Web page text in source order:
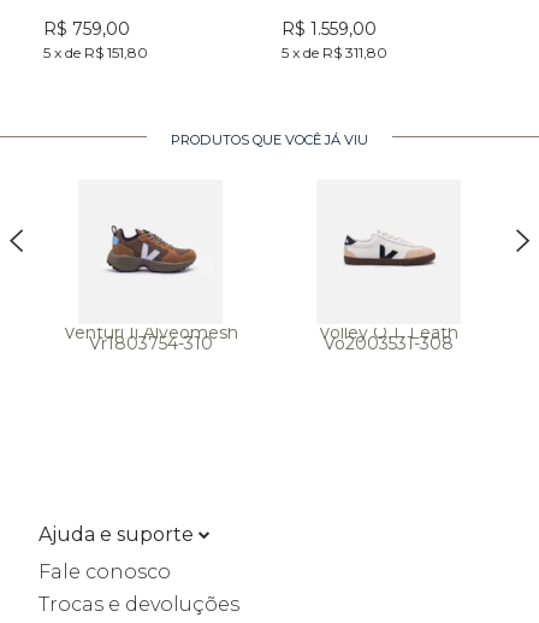
R$ 759,00
5 x de R$ 151,80
R$ 1.559,00
5 x de R$ 311,80
PRODUTOS QUE VOCÊ JÁ VIU
Venturi Ii Alveomesh
Vr1803754-310 Volley O.T. Leath
Vo2003531-308
Ajuda e suporte
Fale conosco
Trocas e devoluções